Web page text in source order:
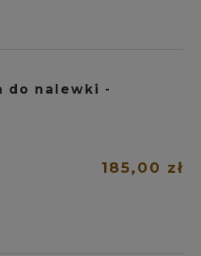
do nalewki -
185,00 zł